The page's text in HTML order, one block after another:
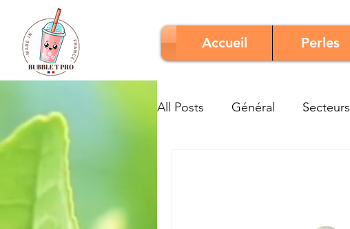
Accueil Perles
All Posts Général Secteurs